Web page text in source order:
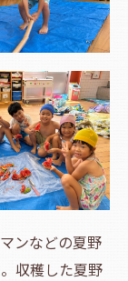
ンなどの夏野
収穫した夏野